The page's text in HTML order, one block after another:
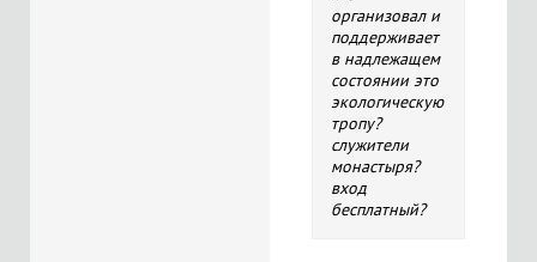
организовал и
поддерживает
в надлежащем
состоянии это
экологическую
тропу?
служители
монастыря?
вход
бесплатный?